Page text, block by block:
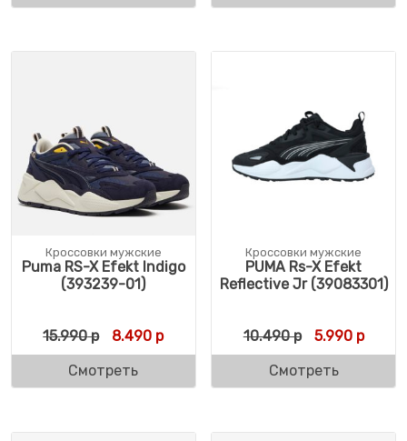
Кроссовки мужские
Puma RS-X Efekt Indigo
(393239-01)
15.990р Первоначальная цена составляла 15.990
8.490 рТекущая цена: 8.490 р.
Смотреть
Кроссовки мужские
PUMA Rs-X Efekt
Reflective Jr (39083301)
10.490р 5.990р
Смотреть